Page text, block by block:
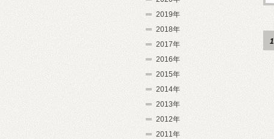
1
2019年
2018年
2017年
2016年
2015年
2014年
2013年
2012年
2011年